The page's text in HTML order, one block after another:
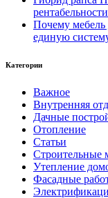
Почему мебель
единую
Категории
Важное
Внутренняя
Дачные
Отопление
Статьи
Строительные
Утепление
Фасадные